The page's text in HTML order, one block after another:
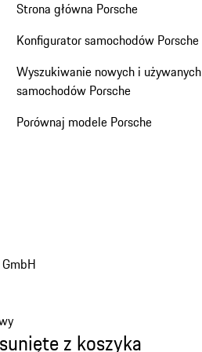
Strona główna Porsche
Konfigurator samochodów Porsche
Wyszukiwanie nowych i używanych
samochodów Porsche
Porównaj modele Porsche
z koszyka